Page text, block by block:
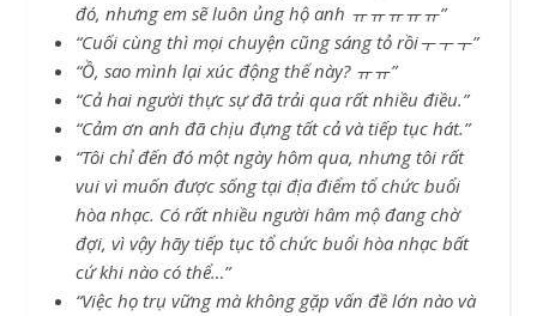
đó, nhưng em sẽ luôn ủng hộ anh ㅠㅠㅠㅠㅠ”
“Cuối cùng thì mọi chuyện cũng sáng tỏ rồiㅜㅜㅜ”
“Ồ, sao mình lại xúc động thế này? ㅠㅠ”
“Cả hai người thực sự đã trải qua rất nhiều điều.”
“Cảm ơn anh đã chịu đựng tất cả và tiếp tục hát.”
“Tôi chỉ đến đó một ngày hôm qua, nhưng tôi rất
vui vì muốn được sống tại địa điểm tổ chức buổi
hòa nhạc. Có rất nhiều người hâm mộ đang chờ
đợi, vì vậy hãy tiếp tục tổ chức buổi hòa nhạc bất
cứ khi nào có thể…”
“Việc họ trụ vững mà không gặp vấn đề lớn nào và